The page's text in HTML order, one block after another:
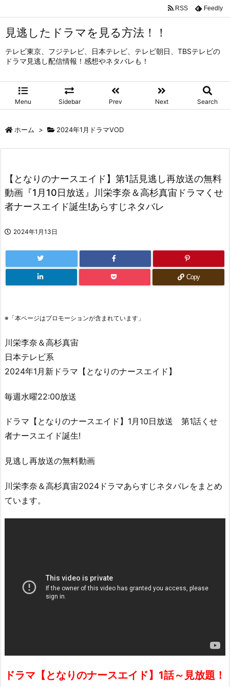
見逃したドラマを見る方法！！
テレビ東京、フジテレビ、日本テレビ、テレビ朝日、TBSテレビの
ドラマ見逃し配信情報！感想やネタバレも！
Menu Sidebar Prev Next Search
RSS Feedly
ホーム > 2024年1月ドラマVOD
【となりのナースエイド】第1話見逃し再放送の無料
動画『1月10日放送』川栄李奈＆高杉真宙ドラマくせ
者ナースエイド誕生!あらすじネタバレ
2024年1月13日
Copy
※「本ページはプロモーションが含まれています」
川栄李奈＆高杉真宙
日本テレビ系
2024年1月新ドラマ【となりのナースエイド】
毎週水曜22:00放送
ドラマ【となりのナースエイド】1月10日放送 第1話くせ
者ナースエイド誕生!
見逃し再放送の無料動画
川栄李奈＆高杉真宙2024ドラマあらすじネタバレをまとめ
ています。
ドラマ【となりのナースエイド】1話～見放題！